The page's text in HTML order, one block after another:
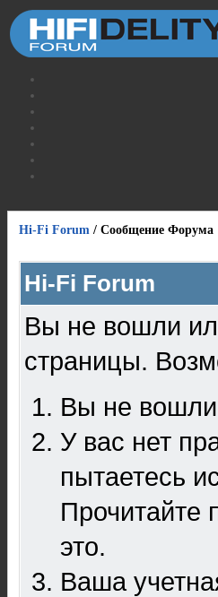
Hi-Fi Forum / Сообщение Форума
Hi-Fi Forum
Вы не вошли
страницы.
Вы не вошли
У вас нет
пытаетесь
Прочитайте
это.
Ваша